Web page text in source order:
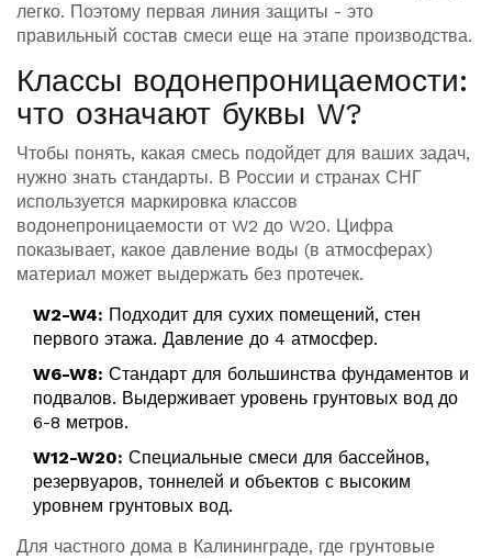
легко. Поэтому первая линия защиты - это
правильный состав смеси еще на этапе производства.
Классы водонепроницаемости:
что означают буквы W?
Чтобы понять, какая смесь подойдет для ваших задач,
нужно знать стандарты. В России и странах СНГ
используется маркировка классов
водонепроницаемости от W2 до W20. Цифра
показывает, какое давление воды (в атмосферах)
материал может выдержать без протечек.
W2-W4: Подходит для сухих помещений, стен
первого этажа. Давление до 4 атмосфер.
W6-W8: Стандарт для большинства фундаментов и
подвалов. Выдерживает уровень грунтовых вод до
6-8 метров.
W12-W20: Специальные смеси для бассейнов,
резервуаров, тоннелей и объектов с высоким
уровнем грунтовых вод.
Для частного дома в Калининграде, где грунтовые